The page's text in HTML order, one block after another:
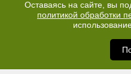
©2007—2025 66.RU. Воспроизведение,
сведения размещенных на сайте
Оставаясь на сайте, вы
политикой обработки